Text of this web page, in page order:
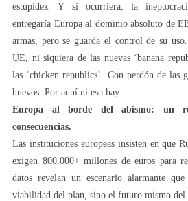
estupidez. Y si ocurriera, la
entregaría Europa al dominio absoluto de
armas, pero se guarda el control de su
UE, ni siquiera de las nuevas ‘banana
las ‘chicken republics’. Con perdón de las
huevos. Por aquí ni eso hay.
Europa al borde del abismo: un
consecuencias.
Las instituciones europeas insisten en que
exigen 800.000+ millones de euros para
datos revelan un escenario alarmante
viabilidad del plan, sino el futuro mismo del